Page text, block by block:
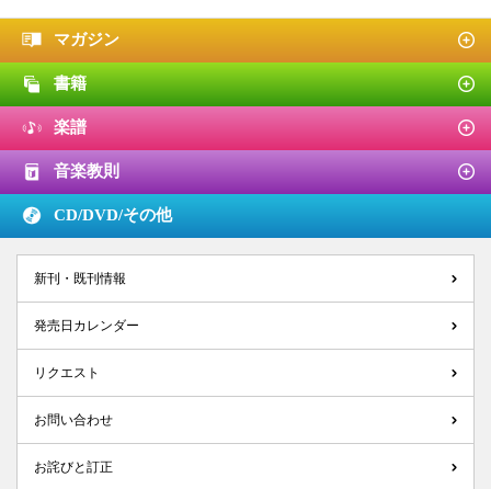
マガジン
書籍
楽譜
音楽教則
CD/DVD/その他
新刊・既刊情報
発売日カレンダー
リクエスト
お問い合わせ
お詫びと訂正